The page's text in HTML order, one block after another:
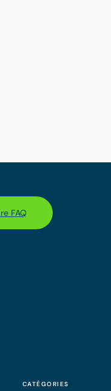
FAQ
CATÉGORIES